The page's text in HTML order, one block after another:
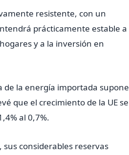
resistente, con ‌un
prácticamente estable ​a
y a la inversión en
de la energía importada supone
que el ​crecimiento de la UE se
al 0,7%.
considerables reservas